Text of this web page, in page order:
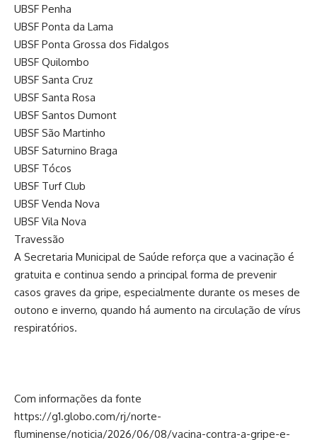
UBSF Penha
UBSF Ponta da Lama
UBSF Ponta Grossa dos Fidalgos
UBSF Quilombo
UBSF Santa Cruz
UBSF Santa Rosa
UBSF Santos Dumont
UBSF São Martinho
UBSF Saturnino Braga
UBSF Tócos
UBSF Turf Club
UBSF Venda Nova
UBSF Vila Nova
Travessão
A Secretaria Municipal de Saúde reforça que a vacinação é
gratuita e continua sendo a principal forma de prevenir
casos graves da gripe, especialmente durante os meses de
outono e inverno, quando há aumento na circulação de vírus
respiratórios.
Com informações da fonte
https://g1.globo.com/rj/norte-
fluminense/noticia/2026/06/08/vacina-contra-a-gripe-e-